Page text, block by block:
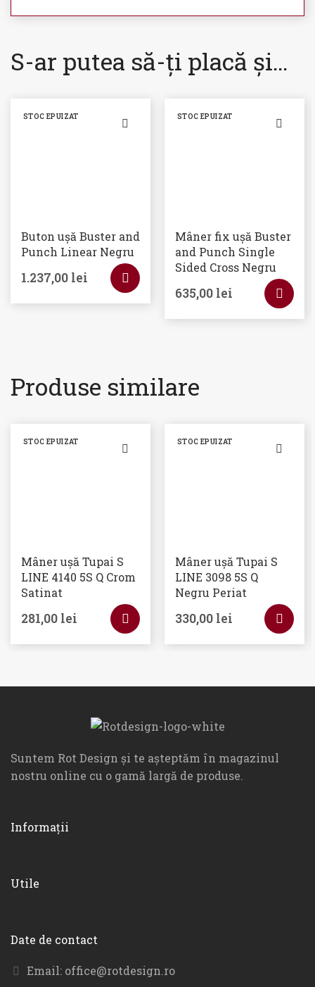
S-ar putea să-ți placă și…
STOC EPUIZAT
Buton ușă Buster and
Punch Linear Negru
1.237,00 lei
STOC EPUIZAT
Mâner fix ușă Buster
and Punch Single
Sided Cross Negru
635,00 lei
Produse similare
STOC EPUIZAT
Mâner ușă Tupai S
LINE 4140 5S Q Crom
Satinat
281,00 lei
STOC EPUIZAT
Mâner ușă Tupai S
LINE 3098 5S Q
Negru Periat
330,00 lei
Suntem Rot Design și te așteptăm în magazinul
nostru online cu o gamă largă de produse.
Informații
Utile
Date de contact
Email: office@rotdesign.ro